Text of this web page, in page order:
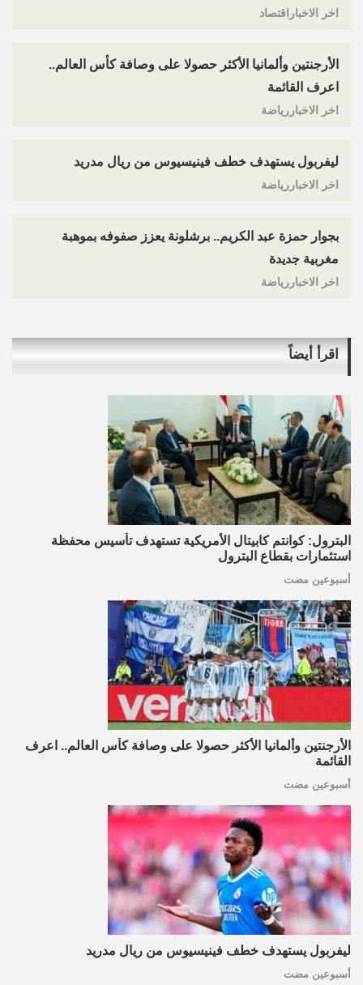
اخر الاخباراقتصاد
الأرجنتين وألمانيا الأكثر حصولا على وصافة كأس العالم..
اعرف القائمة
اخر الاخباررياضة
ليفربول يستهدف خطف فينيسيوس من ريال مدريد
اخر الاخباررياضة
بجوار حمزة عبد الكريم.. برشلونة يعزز صفوفه بموهبة
مغربية جديدة
اخر الاخباررياضة
اقرأ أيضاً
البترول: كوانتم كابيتال الأمريكية تستهدف تأسيس محفظة
استثمارات بقطاع البترول
أسبوعين مضت
الأرجنتين وألمانيا الأكثر حصولا على وصافة كأس العالم.. اعرف
القائمة
أسبوعين مضت
ليفربول يستهدف خطف فينيسيوس من ريال مدريد
أسبوعين مضت